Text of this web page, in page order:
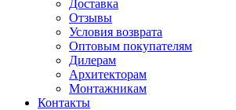
Доставка
Отзывы
Условия возврата
Оптовым покупателям
Дилерам
Архитекторам
Монтажникам
Контакты